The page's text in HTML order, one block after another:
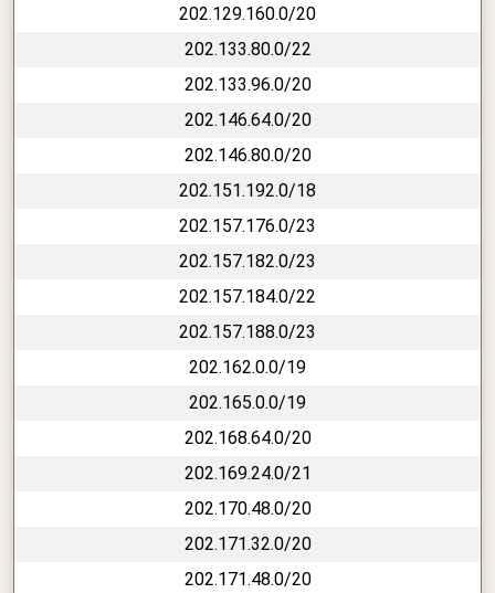
202.129.160.0/20
202.133.80.0/22
202.133.96.0/20
202.146.64.0/20
202.146.80.0/20
202.151.192.0/18
202.157.176.0/23
202.157.182.0/23
202.157.184.0/22
202.157.188.0/23
202.162.0.0/19
202.165.0.0/19
202.168.64.0/20
202.169.24.0/21
202.170.48.0/20
202.171.32.0/20
202.171.48.0/20